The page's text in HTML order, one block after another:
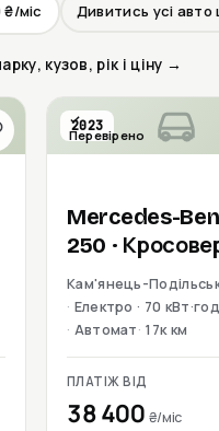
міс Дивитись усі авто
кузов, рік і ціну →
2023
Перевірено
Mercedes-
250 ·
Кам'янець-
Електро · 70 кВт·год
Автомат 17к км
ПЛАТІЖ ВІД
38 400 ₴/міс